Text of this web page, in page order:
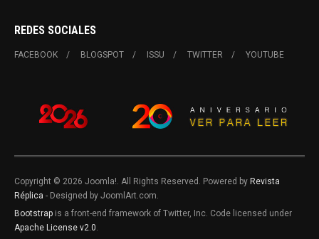
REDES SOCIALES
FACEBOOK BLOGSPOT ISSU TWITTER YOUTUBE
Copyright © 2026 Joomla!. All Rights Reserved. Powered by Revista
Réplica - Designed by JoomlArt.com.
Bootstrap is a front-end framework of Twitter, Inc. Code licensed under
Apache License v2.0.